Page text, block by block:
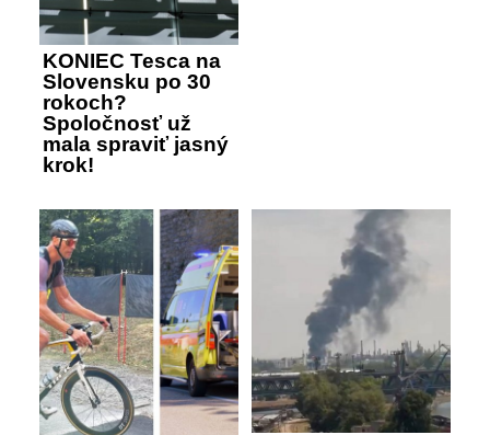
KONIEC Tesca na
Slovensku po 30
rokoch?
Spoločnosť už
mala spraviť jasný
krok!